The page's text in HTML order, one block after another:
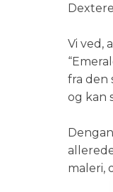
​Vi ved,
fra den
og kan
maleri,